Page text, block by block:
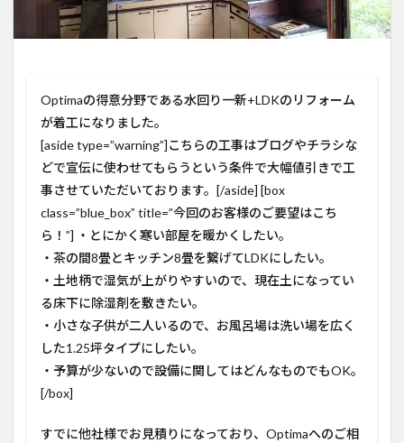
Optimaの得意分野である水回り一新+LDKのリフォーム
が着工になりました。
[aside type=”warning”]こちらの工事はブログやチラシな
どで宣伝に使わせてもらうという条件で大幅値引きで工
事させていただいております。[/aside] [box
class=”blue_box” title=”今回のお客様のご要望はこち
ら！”] ・とにかく寒い部屋を暖かくしたい。
・茶の間8畳とキッチン8畳を繋げてLDKにしたい。
・土地柄で湿気が上がりやすいので、現在土になってい
る床下に除湿剤を敷きたい。
・小さな子供が二人いるので、お風呂場は洗い場を広く
した1.25坪タイプにしたい。
・予算が少ないので設備に関してはどんなものでもOK。
[/box]
すでに他社様でお見積りになっており、Optimaへのご相